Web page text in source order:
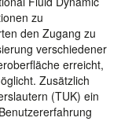
zu
den Zugang zu
verschiedener
erreicht,
Zusätzlich
(TUK) ein